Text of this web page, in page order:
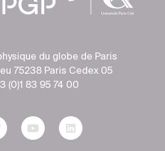
du globe de Paris
75238 Paris Cedex 05
(0)1 83 95 74 00